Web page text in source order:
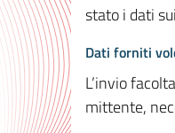
stato i dati
Dati forniti
L’invio
mittente,